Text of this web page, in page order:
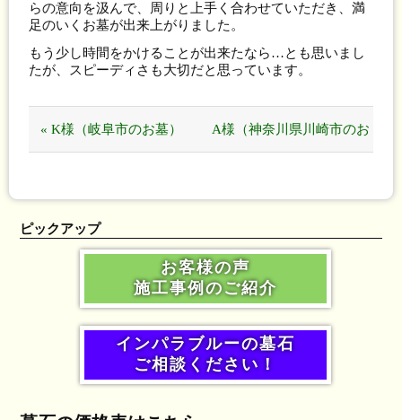
らの意向を汲んで、周りと上手く合わせていただき、満
足のいくお墓が出来上がりました。
もう少し時間をかけることが出来たなら…とも思いまし
たが、スピーディさも大切だと思っています。
« K様（岐阜市のお墓） A様（神奈川県川崎市のお
ピックアップ
お客様の声
施工事例のご紹介
インパラブルーの墓石
ご相談ください！